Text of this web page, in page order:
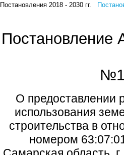
Постановления 2018 - 2030 гг.
Постановление
О предоставлении
использования
строительства в
номером